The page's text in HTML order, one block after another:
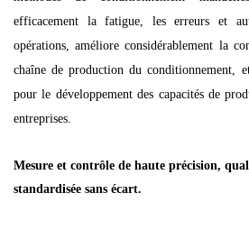
efficacement la fatigue, les erreurs et
opérations, améliore considérablement la
chaîne de production du conditionnement,
pour le développement des capacités de
entreprises.
Mesure et contrôle de haute précision,
standardisée sans écart.